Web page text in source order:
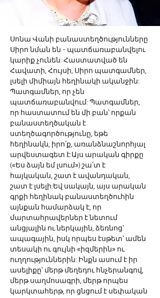
Սոնա Վանի բանաստեղծությունները
Սիրո նման են - պատճառաբանվելու
կարիք չունեն: Հաստատված են
Հավատի, Հույսի, Սիրո պատգամներ,
լսելի միմիայն հեղինակի ականջին:
Պատգամներ, որ չեն
պատճառաբանվում: Պատգամներ,
որ հաստատում են մի բան՝ որքան
բանաստեղծական է
ստեղծագործությունը, եթե
հեղինակն, իրո՛ք, առանձնաշնորհյալ
արվեստագետ է:Այս արական գիրքը
(«Ես ձայն եմ լսում») շա՛տ է
հայկական, շատ է ավանդական,
շատ է լսելի:Եվ սակայն, այս արական
գրքի հեղինակ բանաստեղծուհին
այնքան համարձակ է, որ
մարտահրավերներ է նետում
անցյալին ու ներկային, ձեռնոց՝
ապագային, իսկ որպես էսթետ՝ ամեն
տեսակի ու գույնի «իզմերին» ու
ուղղություններին: Ինքն ասում է իր
ասելիքը՝ մերթ մեղեդու հնչերանգով,
մերթ սաղմոսագրի, մերթ որպես
կարկտահերթ, որ ցնցում է սեփական